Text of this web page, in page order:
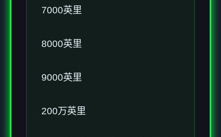
7000英里
8000英里
9000英里
200万英里